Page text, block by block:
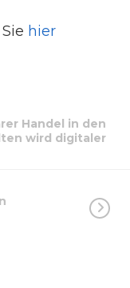
hier
Handel in den
wird digitaler